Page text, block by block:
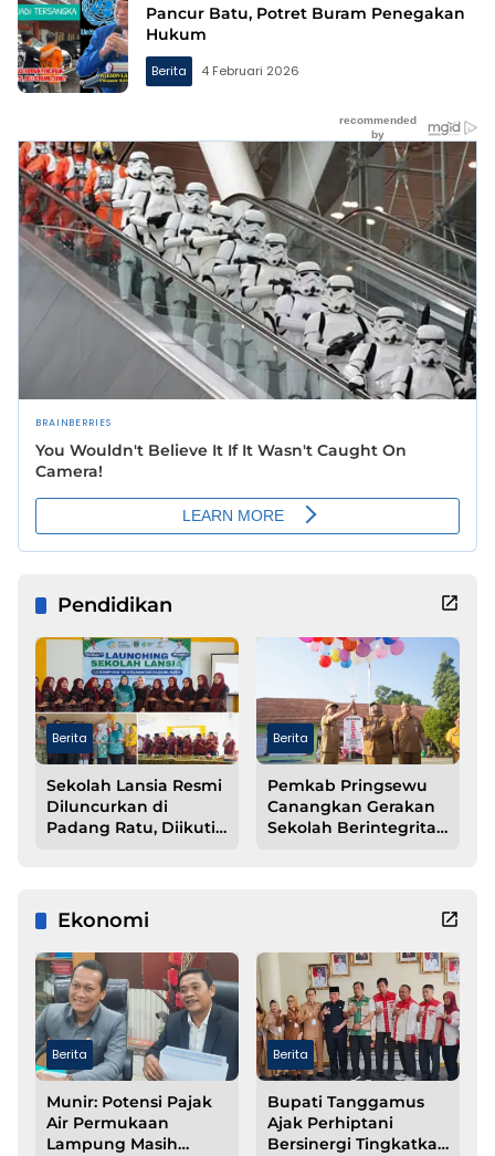
Pancur Batu, Potret Buram Penegakan
Hukum
Berita 4 Februari 2026
Pendidikan
Berita
Sekolah Lansia Resmi
Diluncurkan di
Padang Ratu, Diikuti
Berita
Pemkab Pringsewu
Canangkan Gerakan
Sekolah Berintegritas
Ekonomi
Berita
Munir: Potensi Pajak
Air Permukaan
Lampung Masih
Berita
Bupati Tanggamus
Ajak Perhiptani
Bersinergi Tingkatkan